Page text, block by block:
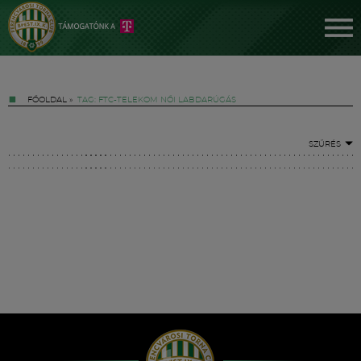
FŐOLDAL » TAG: FTC-TELEKOM NŐI LABDARÚGÁS
SZŰRÉS
Hírek